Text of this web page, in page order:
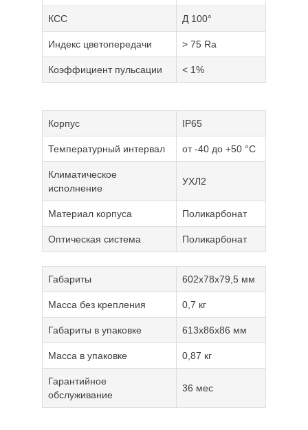
КСС Д 100°
Индекс цветопередачи > 75 Ra
Коэффициент пульсации < 1%
Корпус IP65
Температурный интервал от -40 до +50 °С
Климатическое
исполнение
УХЛ2
Материал корпуса Поликарбонат
Оптическая система Поликарбонат
Габариты 602x78x79,5 мм
Масса без крепления 0,7 кг
Габариты в упаковке 613x86x86 мм
Масса в упаковке 0,87 кг
Гарантийное
обслуживание
36 мес